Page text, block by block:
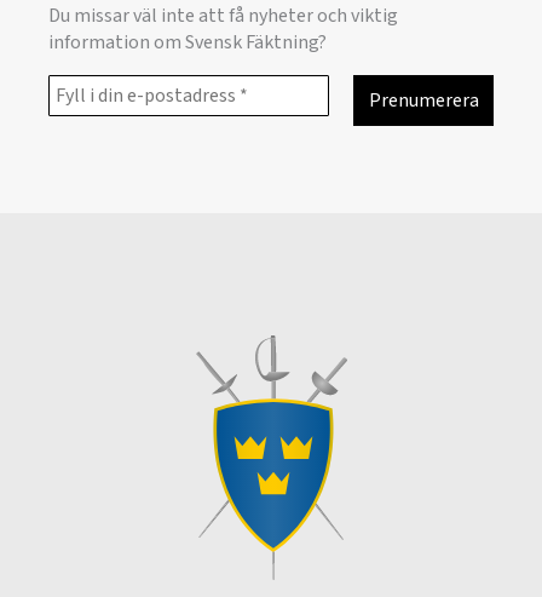
Du missar väl inte att få nyheter och viktig
information om Svensk Fäktning?